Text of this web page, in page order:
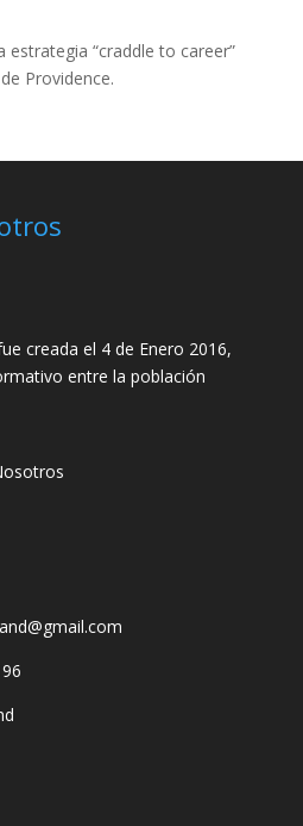
estrategia “craddle to career”
Providence.
creada el 4 de Enero 2016,
entre la población